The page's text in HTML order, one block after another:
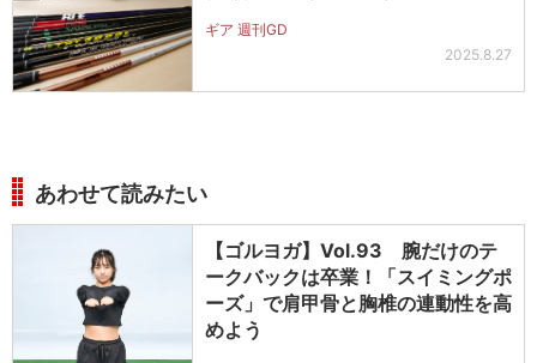
ギア 週刊GD
2025.8.27
あわせて読みたい
【ゴルヨガ】Vol.93 腕だけのテ
ークバックは卒業！「スイミングポ
ーズ」で肩甲骨と胸椎の連動性を高
めよう